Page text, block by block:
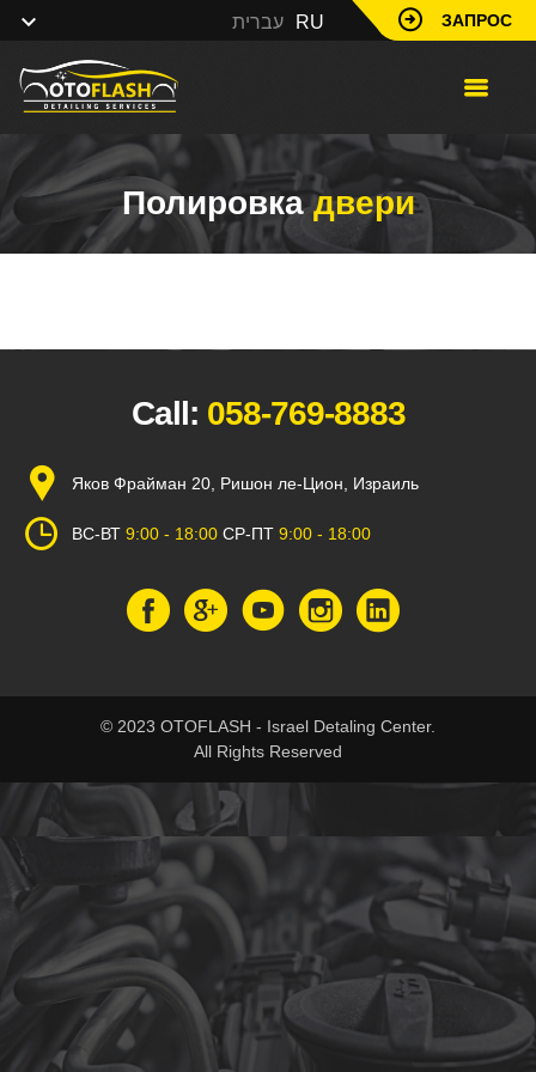
עברית RU ЗАПРОС
Полировкадвери
Call: 058-769-8883
Яков Фрайман 20, Ришон ле-Цион, Израиль
ВС-ВТ 9:00 - 18:00 СР-ПТ 9:00 - 18:00
© 2023 OTOFLASH - Israel Detaling Center.
All Rights Reserved